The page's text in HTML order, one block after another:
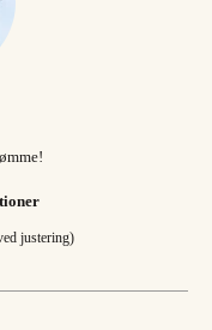
justering)